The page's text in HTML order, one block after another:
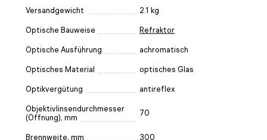
Versandgewicht 2.1 kg
Optische Bauweise Refraktor
Optische Ausführung achromatisch
Optisches Material optisches Glas
Optikvergütung antireflex
Objektivlinsendurchmesser
(Öffnung), mm
70
Brennweite, mm 300